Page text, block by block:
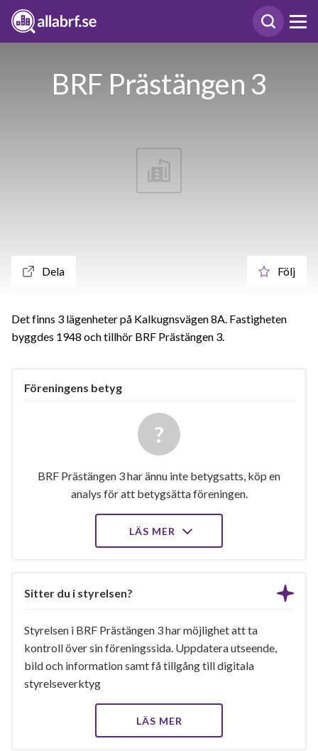
BRF Prästängen 3
Dela Följ
Det finns 3 lägenheter på Kalkugnsvägen 8A. Fastigheten
byggdes 1948 och tillhör BRF Prästängen 3.
Föreningens betyg
BRF Prästängen 3 har ännu inte betygsatts, köp en
analys för att betygsätta föreningen.
LÄS MER
Sitter du i styrelsen?
Styrelsen i BRF Prästängen 3 har möjlighet att ta
kontroll över sin föreningssida. Uppdatera utseende,
bild och information samt få tillgång till digitala
styrelseverktyg
LÄS MER